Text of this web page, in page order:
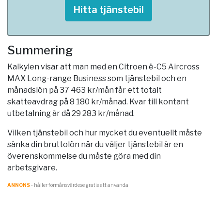
Hitta tjänstebil
Summering
Kalkylen visar att man med en Citroen ë-C5 Aircross
MAX Long-range Business som tjänstebil och en
månadslön på 37 463 kr/mån får ett totalt
skatteavdrag på 8 180 kr/månad. Kvar till kontant
utbetalning är då 29 283 kr/månad.
Vilken tjänstebil och hur mycket du eventuellt måste
sänka din bruttolön när du väljer tjänstebil är en
överenskommelse du måste göra med din
arbetsgivare.
ANNONS- håller förmånsvärde.se gratis att använda